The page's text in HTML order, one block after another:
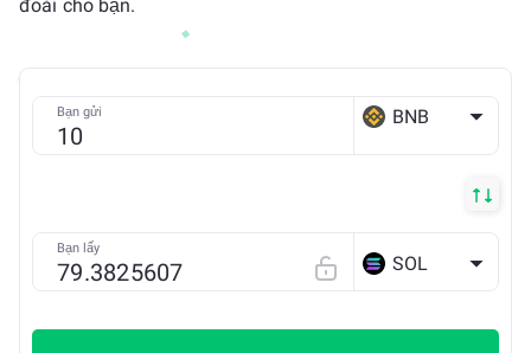
đoái cho bạn.
Bạn gửi BNB
Bạn lấy
SOL